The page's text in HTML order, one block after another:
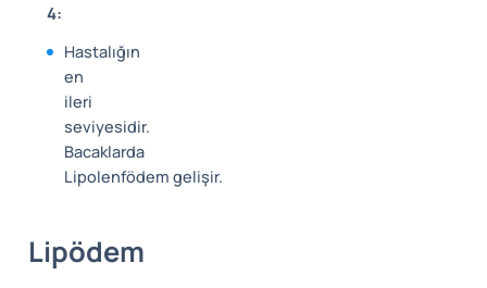
4:
Hastalığın
en
ileri
seviyesidir.
Bacaklarda
Lipolenfödem gelişir.
Lipödem